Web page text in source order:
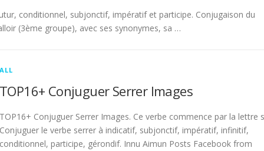
conditionnel, subjonctif, impératif et participe. Conjugaison du
(3ème groupe), avec ses synonymes, sa …
ALL
TOP16+ Conjuguer Serrer Images
TOP16+ Conjuguer Serrer Images. Ce verbe commence par la lettre
Conjuguer le verbe serrer à indicatif, subjonctif, impératif, infinitif,
conditionnel, participe, gérondif. Innu Aimun Posts Facebook from